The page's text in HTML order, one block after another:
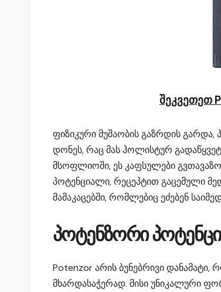
შეკვეთეთ
ფიზიკური მუშაობის გაზრდის
დონეს, რაც მას ჰოლისტურ
მსოფლიოში, ეს კაფსულები
პოტენციალი, რეცეპტით გაცემული
მამაკაცებში, რომლებიც ეძებენ
პოტენზორი
Potenzor არის ბუნებრივი დანამატი,
მხარდასაჭერად. მისი უნიკალური